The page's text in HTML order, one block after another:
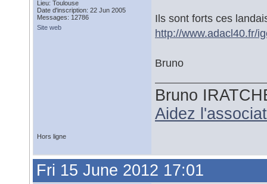
Lieu: Toulouse
Date d'inscription: 22 Jun 2005
Messages: 12786
Site web
Ils sont forts ces
http://www.adacl40.fr/
Bruno
Bruno
Aidez
Hors ligne
Fri 15 June 2012 17:01